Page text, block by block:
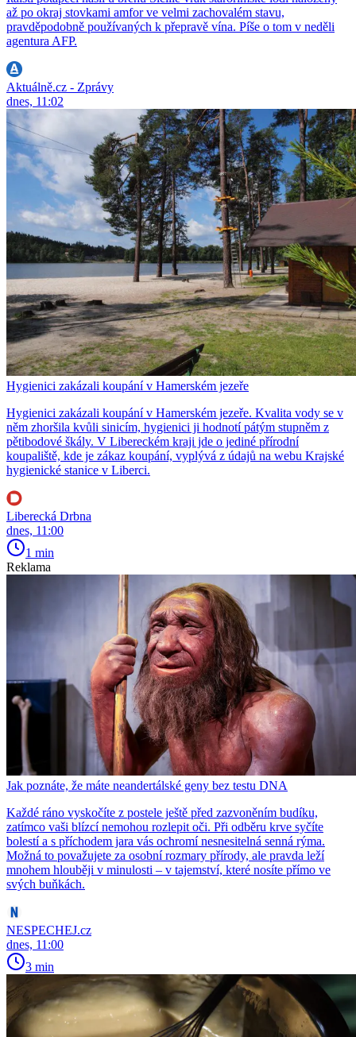
až po okraj stovkami amfor ve velmi zachovalém stavu,
pravděpodobně používaných k přepravě vína. Píše o tom v neděli
agentura AFP.
Aktuálně.cz - Zprávy
dnes, 11:02
Hygienici zakázali koupání v Hamerském jezeře
Hygienici zakázali koupání v Hamerském jezeře. Kvalita vody se v
něm zhoršila kvůli sinicím, hygienici ji hodnotí pátým stupněm z
pětibodové škály. V Libereckém kraji jde o jediné přírodní
koupaliště, kde je zákaz koupání, vyplývá z údajů na webu Krajské
hygienické stanice v Liberci.
Liberecká Drbna
dnes, 11:00
1 min
Reklama
Jak poznáte, že máte neandertálské geny bez testu DNA
Každé ráno vyskočíte z postele ještě před zazvoněním budíku,
zatímco vaši blízcí nemohou rozlepit oči. Při odběru krve syčíte
bolestí a s příchodem jara vás ochromí nesnesitelná senná rýma.
Možná to považujete za osobní rozmary přírody, ale pravda leží
mnohem hlouběji v minulosti – v tajemství, které nosíte přímo ve
svých buňkách.
NESPECHEJ.cz
dnes, 11:00
3 min